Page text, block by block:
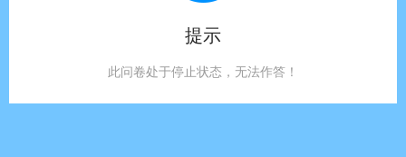
提示
此问卷处于停止状态，无法作答！